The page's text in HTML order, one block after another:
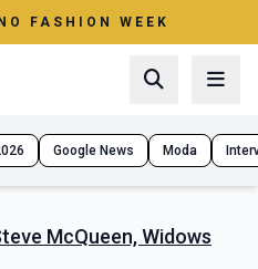
FASHION WEEK
Google News Moda
McQueen, Widows